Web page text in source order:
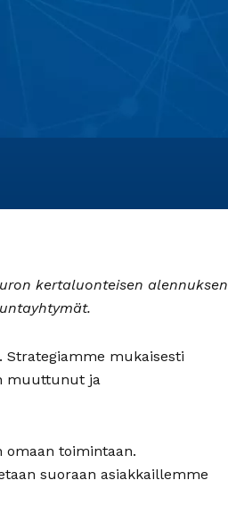
kertaluonteisen alennuksen
mukaisesti
muuttunut ja
omaan toimintaan.
suoraan asiakkaillemme